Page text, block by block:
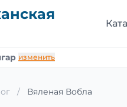
изменить
/ Вяленая Вобла